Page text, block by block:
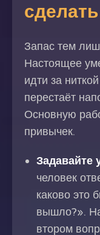
Запас тем
Настоящее
идти за
перестаёт
Основную
привычек.
Задавайте
человек
каково это
вышло?».
втором